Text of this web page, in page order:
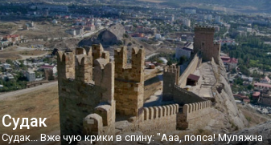
Судак
Судак... Вже чую крики в спину: "Ааа, попса! Муляжна